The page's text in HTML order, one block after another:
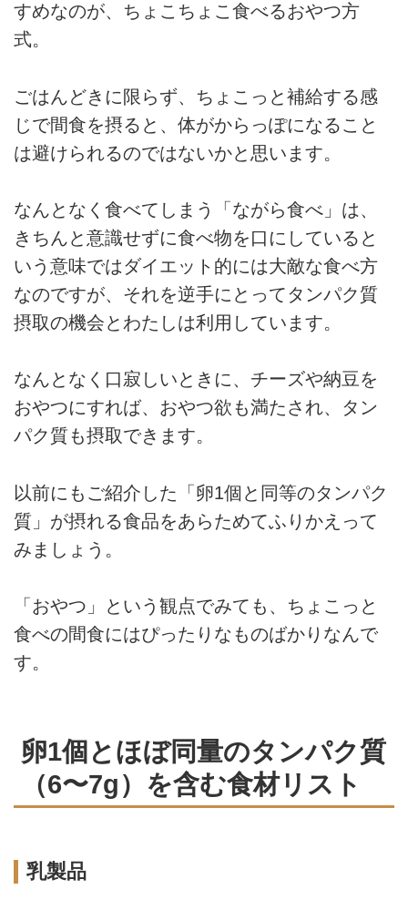
すめなのが、ちょこちょこ食べるおやつ方
式。
ごはんどきに限らず、ちょこっと補給する感
じで間食を摂ると、体がからっぽになること
は避けられるのではないかと思います。
なんとなく食べてしまう「ながら食べ」は、
きちんと意識せずに食べ物を口にしていると
いう意味ではダイエット的には大敵な食べ方
なのですが、それを逆手にとってタンパク質
摂取の機会とわたしは利用しています。
なんとなく口寂しいときに、チーズや納豆を
おやつにすれば、おやつ欲も満たされ、タン
パク質も摂取できます。
以前にもご紹介した「卵1個と同等のタンパク
質」が摂れる食品をあらためてふりかえって
みましょう。
「おやつ」という観点でみても、ちょこっと
食べの間食にはぴったりなものばかりなんで
す。
卵1個とほぼ同量のタンパク質
（6〜7g）を含む食材リスト
乳製品